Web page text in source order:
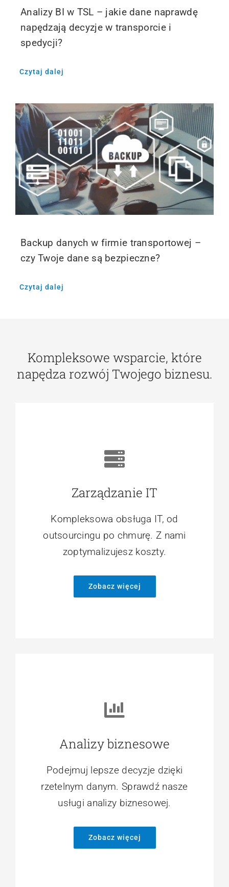
Analizy BI w TSL – jakie dane naprawdę
napędzają decyzje w transporcie i
spedycji?
Czytaj dalej
Backup danych w firmie transportowej –
czy Twoje dane są bezpieczne?
Czytaj dalej
Kompleksowe wsparcie, które
napędza rozwój Twojego biznesu.
Zarządzanie IT
Kompleksowa obsługa IT, od
outsourcingu po chmurę. Z nami
zoptymalizujesz koszty.
Zobacz więcej
Analizy biznesowe
Podejmuj lepsze decyzje dzięki
rzetelnym danym. Sprawdź nasze
usługi analizy biznesowej.
Zobacz więcej